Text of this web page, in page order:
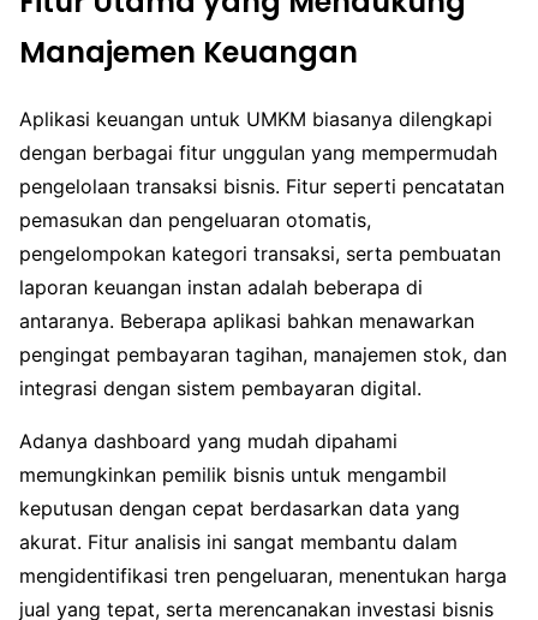
Manajemen Keuangan
Aplikasi keuangan untuk UMKM biasanya dilengkapi
dengan berbagai fitur unggulan yang mempermudah
pengelolaan transaksi bisnis. Fitur seperti pencatatan
pemasukan dan pengeluaran otomatis,
pengelompokan kategori transaksi, serta pembuatan
laporan keuangan instan adalah beberapa di
antaranya. Beberapa aplikasi bahkan menawarkan
pengingat pembayaran tagihan, manajemen stok, dan
integrasi dengan sistem pembayaran digital.
Adanya dashboard yang mudah dipahami
memungkinkan pemilik bisnis untuk mengambil
keputusan dengan cepat berdasarkan data yang
akurat. Fitur analisis ini sangat membantu dalam
mengidentifikasi tren pengeluaran, menentukan harga
jual yang tepat, serta merencanakan investasi bisnis